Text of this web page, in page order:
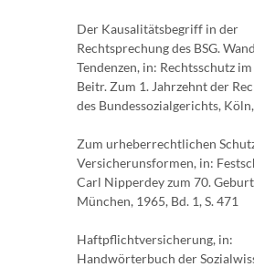
Der Kausalitätsbegriff in der
Rechtsprechung des BSG.
Tendenzen, in: Rechtsschutz
Beitr. Zum 1. Jahrzehnt der
des Bundessozialgerichts,
Zum urheberrechtlichen
Versicherunsformen, in:
Carl Nipperdey zum 70.
München, 1965, Bd. 1, S. 471
Haftpflichtversicherung, in:
Handwörterbuch der